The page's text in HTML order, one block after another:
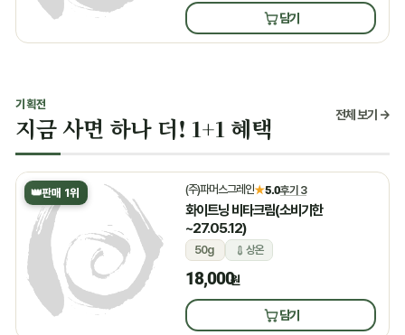
담기
기획전
지금 사면 하나 더! 1+1 혜택 전체 보기 →
👑판매 1위 (주)파머스그레인★5.0후기 3
화이트닝 비타크림(소비기한
~27.05.12)
50g 상온
18,000원
담기